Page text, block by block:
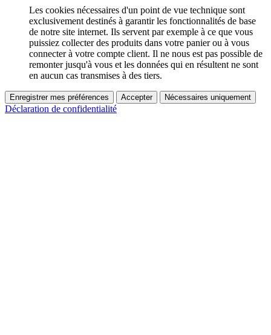
Les cookies nécessaires d'un point de vue technique sont
exclusivement destinés à garantir les fonctionnalités de base
de notre site internet. Ils servent par exemple à ce que vous
puissiez collecter des produits dans votre panier ou à vous
connecter à votre compte client. Il ne nous est pas possible de
remonter jusqu'à vous et les données qui en résultent ne sont
en aucun cas transmises à des tiers.
Enregistrer mes préférences Accepter Nécessaires uniquement
Déclaration de confidentialité